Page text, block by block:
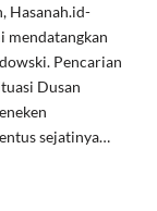
Hasanah.id-
mendatangkan
Pencarian
Dusan
sejatinya…